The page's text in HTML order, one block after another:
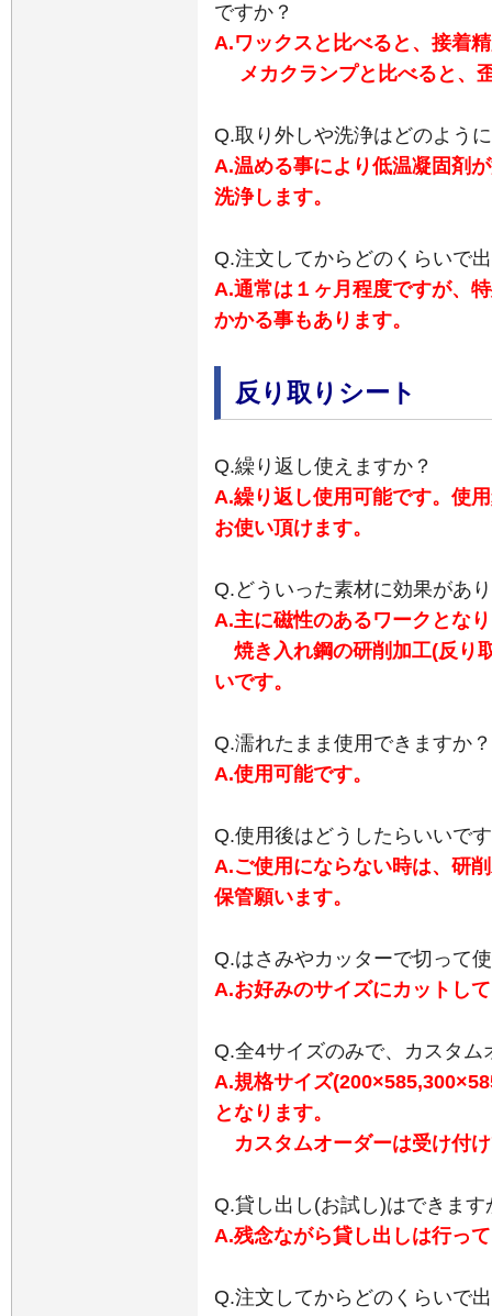
ですか？
A.ワックスと比べると、接着
メカクランプと比べると、
Q.取り外しや洗浄はどのよう
A.温める事により低温凝固剤
洗浄します。
Q.注文してからどのくらいで
A.通常は１ヶ月程度ですが、
かかる事もあります。
反り取りシート
Q.繰り返し使えますか？
A.繰り返し使用可能です。使
お使い頂けます。
Q.どういった素材に効果があ
A.主に磁性のあるワークとな
焼き入れ鋼の研削加工(反り
いです。
Q.濡れたまま使用できますか？
A.使用可能です。
Q.使用後はどうしたらいいで
A.ご使用にならない時は、研
保管願います。
Q.はさみやカッターで切って
A.お好みのサイズにカットし
Q.全4サイズのみで、カスタ
A.規格サイズ
となります。
カスタムオーダーは受け付
Q.貸し出し(お試し)はできます
A.残念ながら貸し出しは行っ
Q.注文してからどのくらいで